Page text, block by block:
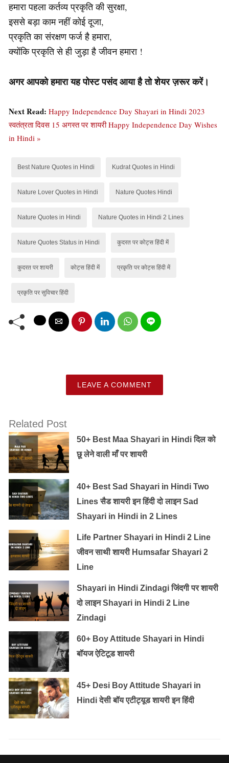
हमारा पहला कर्तव्य प्रकृति की सुरक्षा,
इससे बड़ा काम नहीं कोई दूजा,
प्रकृति का संरक्षण फर्ज है हमारा,
क्योंकि प्रकृति से ही जुड़ा है जीवन हमारा !
अगर आपको हमारा यह पोस्ट पसंद आया है तो शेयर ज़रूर करें।
Next Read: Happy Independence Day Shayari in Hindi 2023
स्वतंत्रता दिवस 15 अगस्त पर शायरी Happy Independence Day Wishes
in Hindi »
Best Nature Quotes in Hindi Kudrat Quotes in Hindi
Nature Lover Quotes in Hindi Nature Quotes Hindi
Nature Quotes in Hindi Nature Quotes in Hindi 2 Lines
Nature Quotes Status in Hindi कुदरत पर कोट्स हिंदी में
कुदरत पर शायरी कोट्स हिंदी में प्रकृति पर कोट्स हिंदी में
प्रकृति पर सुविचार हिंदी
LEAVE A COMMENT
Related Post
50+ Best Maa Shayari in Hindi दिल को
छू लेने वाली माँ पर शायरी
40+ Best Sad Shayari in Hindi Two
Lines सैड शायरी इन हिंदी दो लाइन Sad
Shayari in Hindi in 2 Lines
Life Partner Shayari in Hindi 2 Line
जीवन साथी शायरी Humsafar Shayari 2
Line
Shayari in Hindi Zindagi जिंदगी पर शायरी
दो लाइन Shayari in Hindi 2 Line
Zindagi
60+ Boy Attitude Shayari in Hindi
बॉयज ऐटिटूड शायरी
45+ Desi Boy Attitude Shayari in
Hindi देसी बॉय एटीट्यूड शायरी इन हिंदी